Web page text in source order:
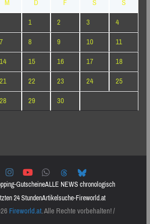
1
2 3
4
7 8 9 10
11
14 15 16 17
18
21 22 23 24
25
28 29
30
GutscheineALLE NEWS chronologisch
24 StundenArtikelsuche-Fireworld.at
Fireworld.at. Alle Rechte vorbehalten! /